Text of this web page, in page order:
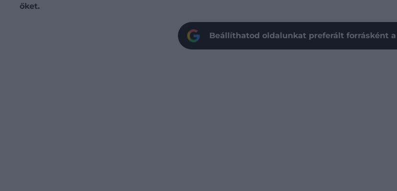
őket.
Beállíthatod oldalunkat preferált forrásként a